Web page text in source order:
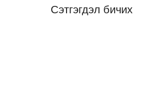
Сэтгэгдэл бичих